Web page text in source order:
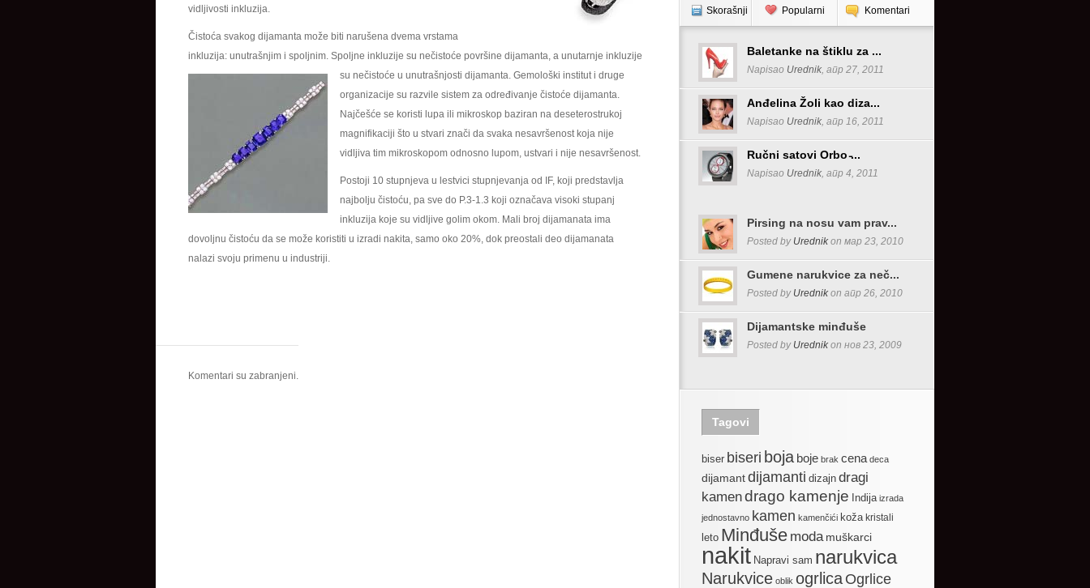
vidljivosti inkluzija.
Čistoća svakog dijamanta može biti narušena dvema vrstama
inkluzija: unutrašnjim i spoljnim. Spoljne inkluzije su nečistoće površine dijamanta, a unutarnje inkluzije
su nečistoće u unutrašnjosti dijamanta. Gemološki institut i druge
organizacije su razvile sistem za određivanje čistoće dijamanta.
Najčešće se koristi lupa ili mikroskop baziran na deseterostrukoj
magnifikaciji što u stvari znači da svaka nesavršenost koja nije
vidljiva tim mikroskopom odnosno lupom, ustvari i nije nesavršenost.
Postoji 10 stupnjeva u lestvici stupnjevanja od IF, koji predstavlja
najbolju čistoću, pa sve do P.3-1.3 koji označava visoki stupanj
inkluzija koje su vidljive golim okom. Mali broj dijamanata ima
dovoljnu čistoću da se može koristiti u izradi nakita, samo oko 20%, dok preostali deo dijamanata
nalazi svoju primenu u industriji.
Komentari su zabranjeni.
Skorašnji Popularni Komentari
Baletanke na štiklu za ...
Napisao Urednik, апр 27, 2011
Anđelina Žoli kao diza...
Napisao Urednik, апр 16, 2011
Ručni satovi Orbo ̵...
Napisao Urednik, апр 4, 2011
Pirsing na nosu vam prav...
Posted by Urednik on мар 23, 2010
Gumene narukvice za neč...
Posted by Urednik on апр 26, 2010
Dijamantske minđuše
Posted by Urednik on нов 23, 2009
Tagovi
biser biseri boja boje brak cena deca
dijamantdijamanti dizajn dragi
kamendrago kamenje Indija izrada
jednostavno kamen kamenčići koža kristali
leto Minđuše moda muškarci
nakit Napravi sam narukvica
Narukvice oblik ogrlicaOgrlice